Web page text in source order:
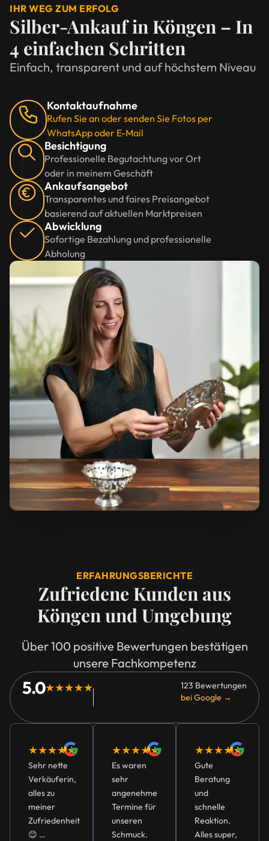
IHR WEG ZUM ERFOLG
Silber-Ankauf in Köngen – In
4 einfachen Schritten
Einfach, transparent und auf höchstem Niveau
Kontaktaufnahme
Rufen Sie an oder senden Sie Fotos per
WhatsApp oder E-Mail
Besichtigung
Professionelle Begutachtung vor Ort
oder in meinem Geschäft
Ankaufsangebot
Transparentes und faires Preisangebot
basierend auf aktuellen Marktpreisen
Abwicklung
Sofortige Bezahlung und professionelle
Abholung
ERFAHRUNGSBERICHTE
Zufriedene Kunden aus
Köngen und Umgebung
Über 100 positive Bewertungen bestätigen
unsere Fachkompetenz
5.0★★★★★
123 Bewertungen
bei Google →
★★★★★
Sehr nette
Verkäuferin,
alles zu
meiner
Zufriedenheit
😊 …
★★★★★
Es waren
sehr
angenehme
Termine für
unseren
Schmuck.
★★★★★
Gute
Beratung
und
schnelle
Reaktion.
Alles super,